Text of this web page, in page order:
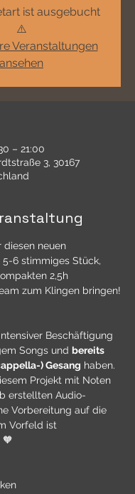
ist ausgebucht
⚠️
Veranstaltungen
ansehen
– 21:00
3, 30167
diesen neuen
6 stimmiges Stück,
2,5h
zum Klingen bringen!
Beschäftigung
Songs und bereits
) Gesang haben.
Projekt mit Noten
erstellten Audio-
Vorbereitung auf die
Vorfeld ist